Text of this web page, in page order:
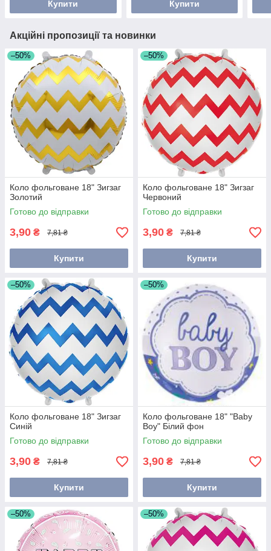
Купити Купити
Акційні пропозиції та новинки
–50%
Коло фольговане 18" Зигзаг
Золотий
Готово до відправки
3,90 ₴ 7,81 ₴
Купити
–50%
Коло фольговане 18" Зигзаг
Червоний
Готово до відправки
3,90 ₴ 7,81 ₴
Купити
–50%
Коло фольговане 18" Зигзаг
Синій
Готово до відправки
3,90 ₴ 7,81 ₴
Купити
–50%
Коло фольговане 18" "Baby
Boy" Білий фон
Готово до відправки
3,90 ₴ 7,81 ₴
Купити
–50% –50%